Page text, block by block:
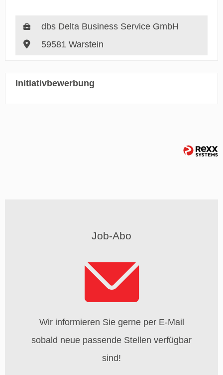
dbs Delta Business Service GmbH
59581 Warstein
Initiativbewerbung
Job-Abo
Wir informieren Sie gerne per E-Mail
sobald neue passende Stellen verfügbar
sind!